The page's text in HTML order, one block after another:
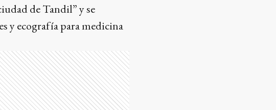
de Tandil” y se
y ecografía para medicina